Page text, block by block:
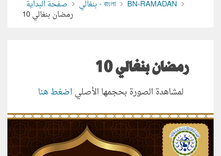
صفحة البداية بنغالي - বাংলা BN-RAMADAN
رمضان بنغالي 10
رمضان بنغالي 10
لمشاهدة الصورة بحجمها الأصلياضغط هنا